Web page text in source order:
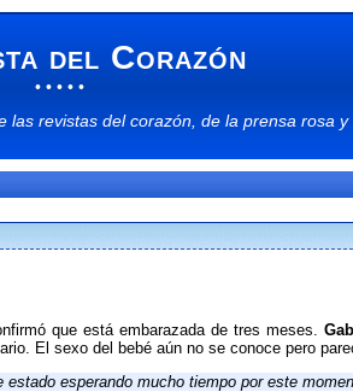
del Corazón
• • • • •
las revistas del corazón, de la prensa rosa y
que está embarazada de tres meses.
El sexo del bebé aún no se conoce pero
esperando mucho tiempo por este